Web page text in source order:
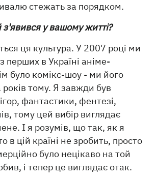
стежать за порядком.
у вашому житті?
ця культура. У 2007 році ми
перших в Україні аніме-
було комікс-шоу - ми його
років тому. Я завжди був
фантастики, фентезі,
тому цей вибір виглядає
І я розумів, що так, як я
в цій країні не зробить, просто
було нецікаво на той
і тепер це виглядає отак.